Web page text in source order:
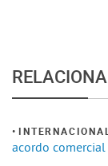
INTERNACIONAL
acordo